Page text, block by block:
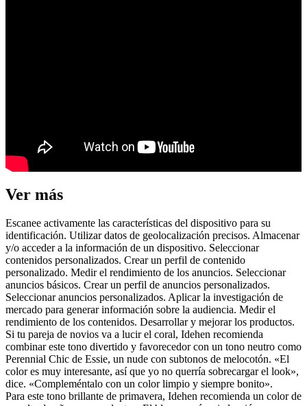
Ver más
Escanee activamente las características del dispositivo para su
identificación. Utilizar datos de geolocalización precisos. Almacenar
y/o acceder a la información de un dispositivo. Seleccionar
contenidos personalizados. Crear un perfil de contenido
personalizado. Medir el rendimiento de los anuncios. Seleccionar
anuncios básicos. Crear un perfil de anuncios personalizados.
Seleccionar anuncios personalizados. Aplicar la investigación de
mercado para generar información sobre la audiencia. Medir el
rendimiento de los contenidos. Desarrollar y mejorar los productos.
Si tu pareja de novios va a lucir el coral, Idehen recomienda
combinar este tono divertido y favorecedor con un tono neutro como
Perennial Chic de Essie, un nude con subtonos de melocotón. «El
color es muy interesante, así que yo no querría sobrecargar el look»,
dice. «Compleméntalo con un color limpio y siempre bonito».
Para este tono brillante de primavera, Idehen recomienda un color de